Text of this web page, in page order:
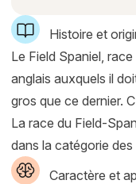
Histoire et
Le Field Spaniel,
anglais auxquels il
gros que ce dernier.
La race du Field-
dans la catégorie
Caractère et